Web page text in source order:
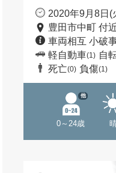
2020年9月8日(
豊田市中町 付
車両相互 小破
軽自動車(1) 自
死亡(0) 負傷(1)
0～24歳
他